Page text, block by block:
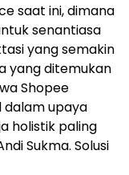
saat ini, dimana
senantiasa
yang semakin
yang ditemukan
Shopee
upaya
holistik paling
Sukma. Solusi